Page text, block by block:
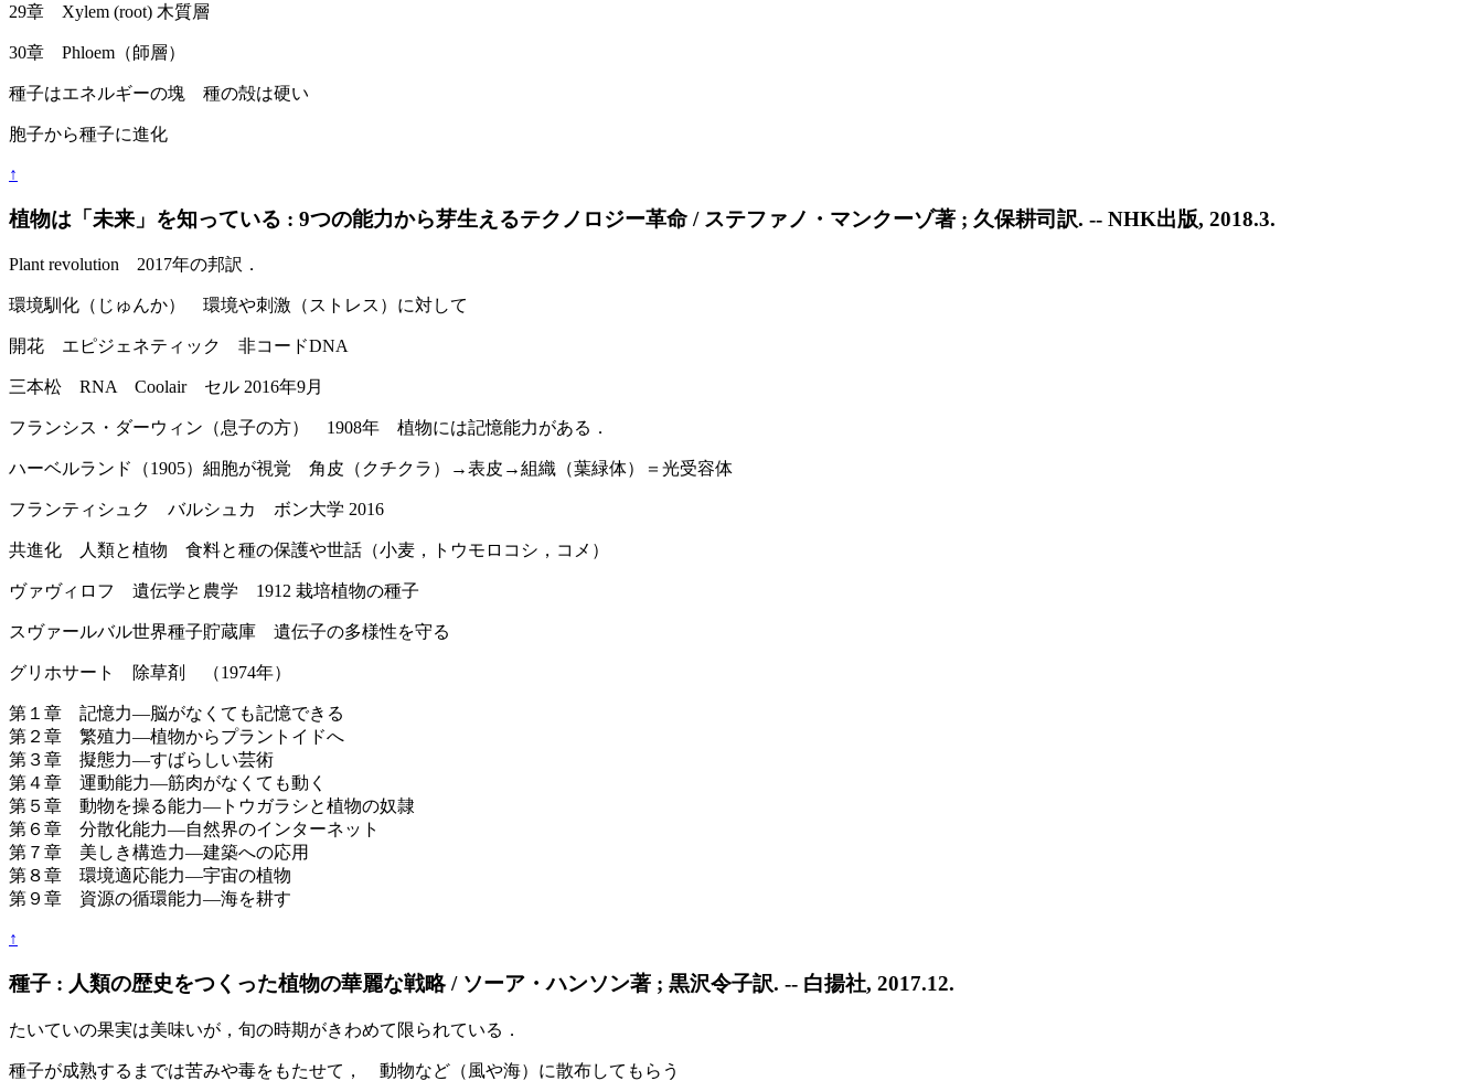
29章 Xylem (root) 木質層
30章 Phloem（師層）
種子はエネルギーの塊 種の殻は硬い
胞子から種子に進化
↑
植物は「未来」を知っている : 9つの能力から芽生えるテクノロジー革命 / ステファノ・マンクーゾ著 ; 久保耕司訳. -- NHK出版, 2018.3.
Plant revolution 2017年の邦訳．
環境馴化（じゅんか） 環境や刺激（ストレス）に対して
開花 エピジェネティック 非コードDNA
三本松 RNA Coolair セル 2016年9月
フランシス・ダーウィン（息子の方） 1908年 植物には記憶能力がある．
ハーベルランド（1905）細胞が視覚 角皮（クチクラ）→表皮→組織（葉緑体）＝光受容体
フランティシュク バルシュカ ボン大学 2016
共進化 人類と植物 食料と種の保護や世話（小麦，トウモロコシ，コメ）
ヴァヴィロフ 遺伝学と農学 1912 栽培植物の種子
スヴァールバル世界種子貯蔵庫 遺伝子の多様性を守る
グリホサート 除草剤 （1974年）
第１章 記憶力―脳がなくても記憶できる
第２章 繁殖力―植物からプラントイドへ
第３章 擬態力―すばらしい芸術
第４章 運動能力―筋肉がなくても動く
第５章 動物を操る能力―トウガラシと植物の奴隷
第６章 分散化能力―自然界のインターネット
第７章 美しき構造力―建築への応用
第８章 環境適応能力―宇宙の植物
第９章 資源の循環能力―海を耕す
↑
種子 : 人類の歴史をつくった植物の華麗な戦略 / ソーア・ハンソン著 ; 黒沢令子訳. -- 白揚社, 2017.12.
たいていの果実は美味いが，旬の時期がきわめて限られている．
種子が成熟するまでは苦みや毒をもたせて， 動物など（風や海）に散布してもらう